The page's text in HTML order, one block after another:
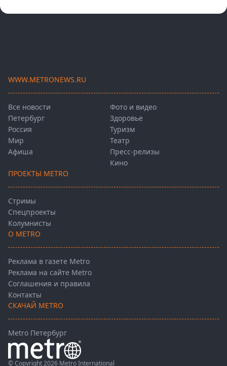
WWW.METRONEWS.RU
Все новости
Петербург
Россия
Мир
Афиша
Фото и видео
Здоровье
Туризм
Театр
Пресс-релизы
Кино
ПРОЕКТЫ METRO
Стримы
Спецпроекты
Колумнисты
О METRO
Реклама в газете Metro
Реклама на сайте Metro
Соглашения и правила
Контакты
СКАЧАЙ METRO
Metro Петербург
© Copyright 2026 Metro International